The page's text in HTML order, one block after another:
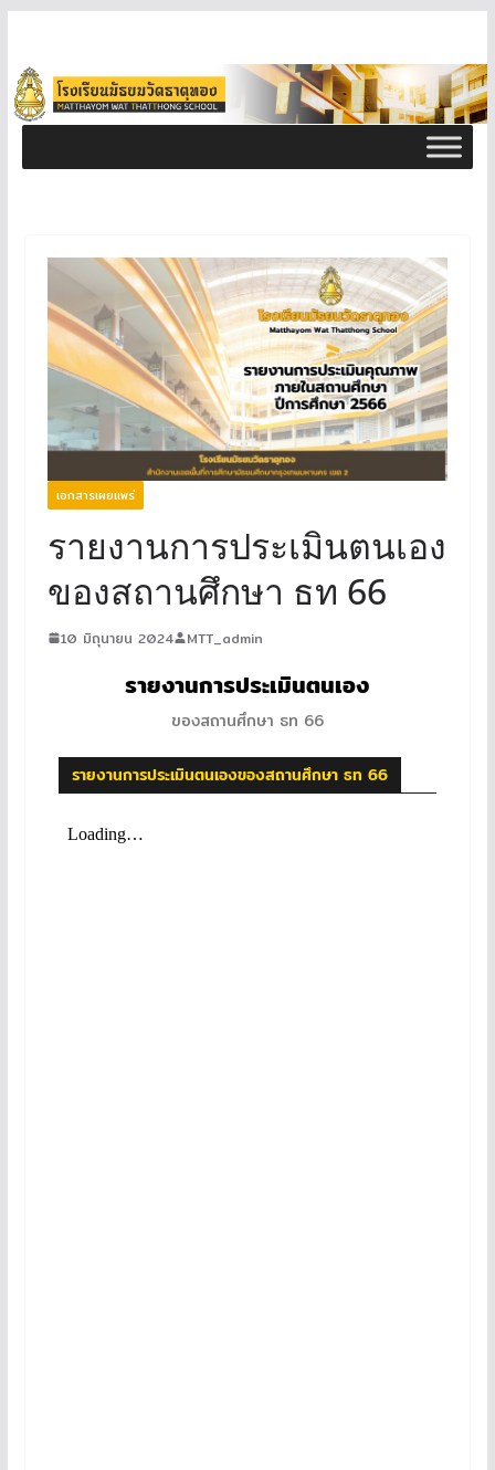
เอกสารเผยแพร่
รายงานการประเมินตนเอง
ของสถานศึกษา ธท 66
10 มิถุนายน 2024 MTT_admin
รายงานการประเมินตนเอง
ของสถานศึกษา ธท 66
รายงานการประเมินตนเองของสถานศึกษา ธท 66